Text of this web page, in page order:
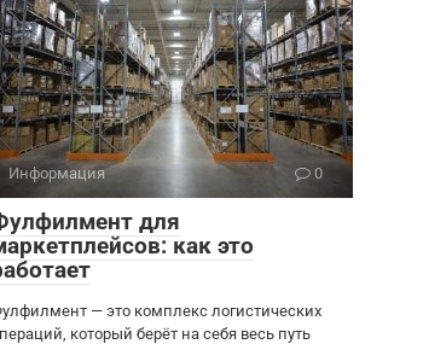
Информация 0
для
как это
— это комплекс логистических
который берёт на себя весь путь